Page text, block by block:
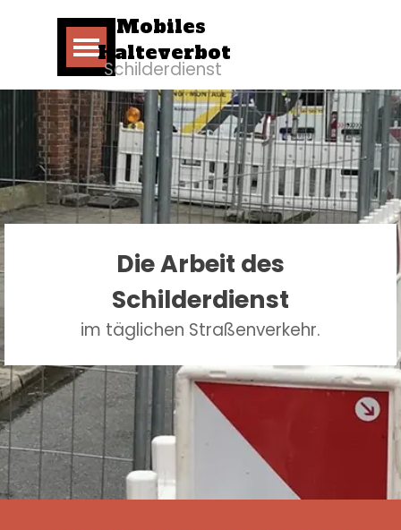
Mobiles
Halteverbot
Menü überspringen
Schilderdienst
Die Arbeit des
Schilderdienst
im täglichen Straßenverkehr.